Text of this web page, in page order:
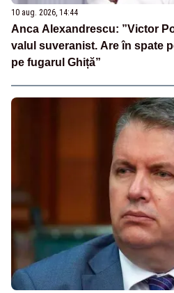
10 aug. 2026, 14:44
Anca Alexandrescu: ”Victor
valul suveranist. Are în spate
pe fugarul Ghiță”